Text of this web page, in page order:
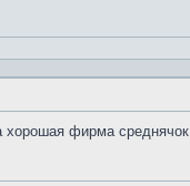
хорошая фирма среднячок